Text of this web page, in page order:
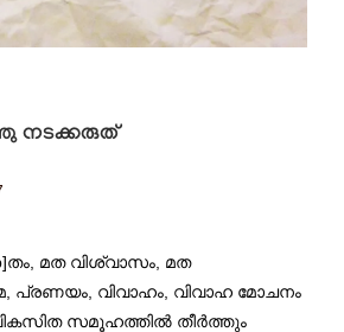
നടക്കരുത്
മത വിശ്വാസം, മത
പ്രണയം, വിവാഹം, വിവാഹ മോചനം
സമൂഹത്തിൽ തീർത്തും